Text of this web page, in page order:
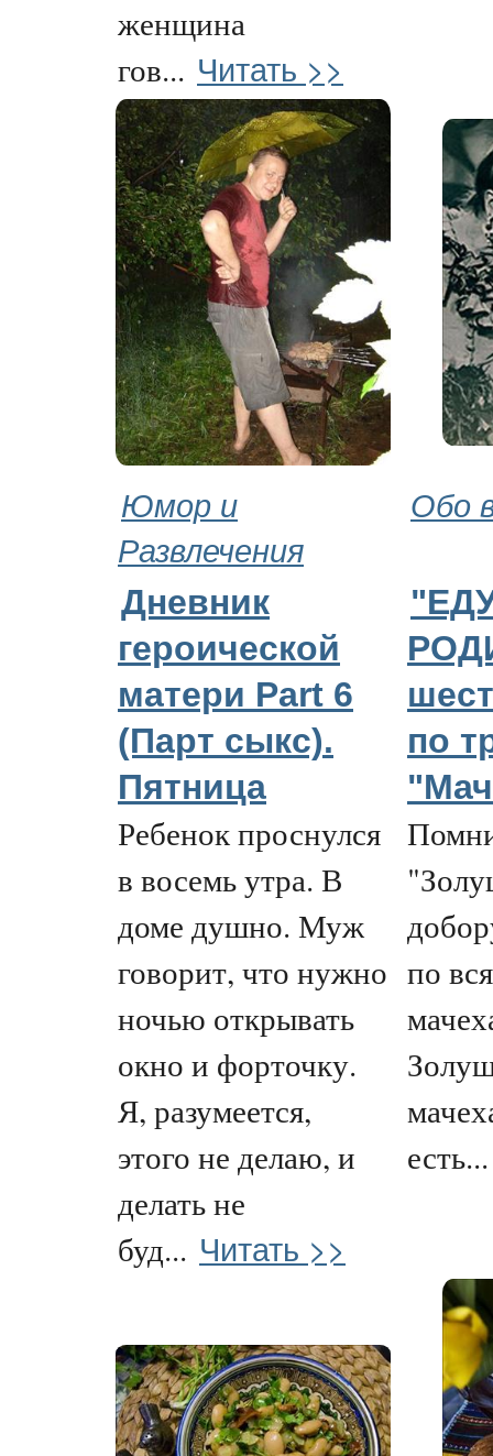
женщина
гов... Читать >>
Юмор и
Развлечения
Обо
Дневник
героической
матери Part 6
(Парт cыкс).
Пятница
Ребенок проснулся
в восемь утра. В
доме душно. Муж
говорит, что нужно
ночью открывать
окно и форточку.
Я, разумеется,
этого не делаю, и
делать не
буд... Читать >>
по
по
есть...